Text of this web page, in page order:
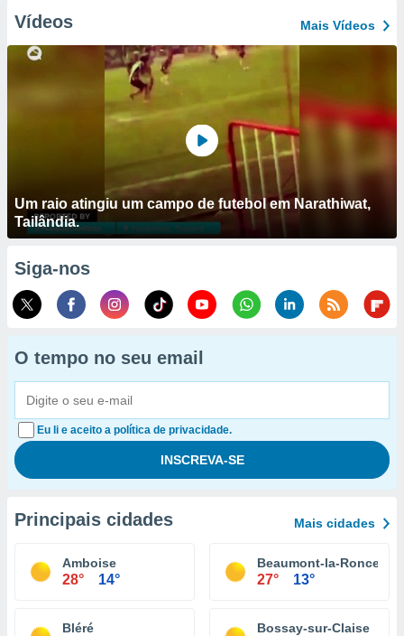
Vídeos Mais Vídeos
Um raio atingiu um campo de futebol em Narathiwat,
Tailândia.
Siga-nos
O tempo no seu email
Eu li e aceito a política de privacidade.
Principais cidades Mais cidades
Amboise
28° 14°
Beaumont-la-Ronce
27° 13°
Bléré Bossay-sur-Claise